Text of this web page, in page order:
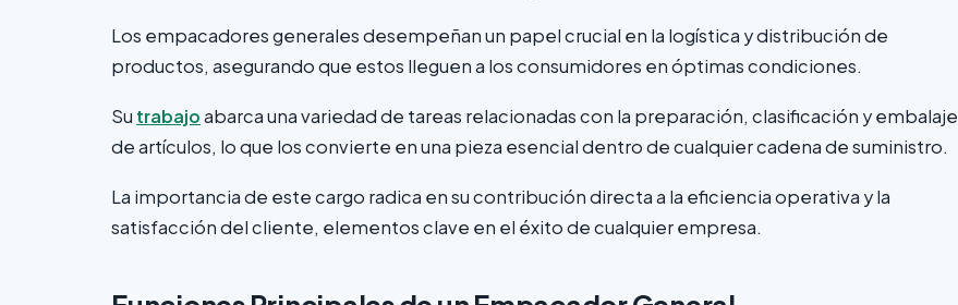
Los empacadores generales desempeñan un papel crucial en la logística y distribución de
productos, asegurando que estos lleguen a los consumidores en óptimas condiciones.
Su trabajoabarca una variedad de tareas relacionadas con la preparación, clasificación y embalaje
de artículos, lo que los convierte en una pieza esencial dentro de cualquier cadena de suministro.
La importancia de este cargo radica en su contribución directa a la eficiencia operativa y la
satisfacción del cliente, elementos clave en el éxito de cualquier empresa.